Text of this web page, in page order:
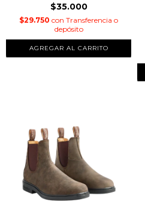
$35.000
$29.750 con Transferencia o
depósito
AGREGAR AL CARRITO